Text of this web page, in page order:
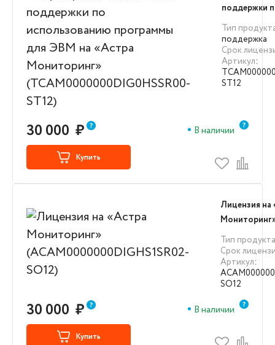
поддержки
для ЭВМ на
ST12)
Тип
поддержка
Срок
Артикул:
ST12
30 000 ₽ В наличии
Купить
Лицензия на
SO12)
Тип продукта
Срок
Артикул:
SO12
30 000 ₽ В наличии
Купить